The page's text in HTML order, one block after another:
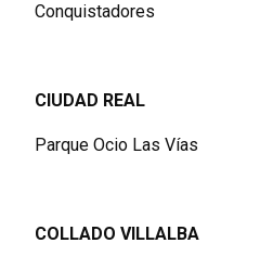
Conquistadores
CIUDAD REAL
Parque Ocio Las Vías
COLLADO VILLALBA